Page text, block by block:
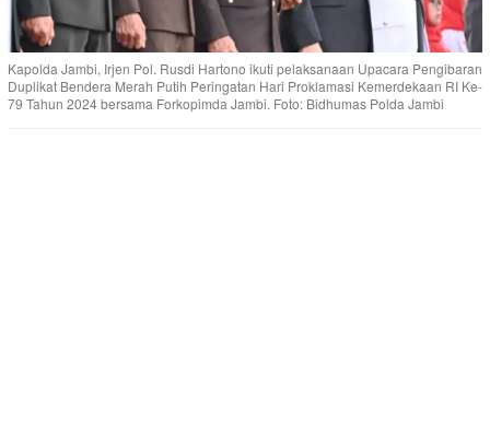
Kapolda Jambi, Irjen Pol. Rusdi Hartono ikuti pelaksanaan Upacara Pengibaran
Duplikat Bendera Merah Putih Peringatan Hari Proklamasi Kemerdekaan RI Ke-
79 Tahun 2024 bersama Forkopimda Jambi. Foto: Bidhumas Polda Jambi